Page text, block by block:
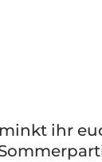
ihr